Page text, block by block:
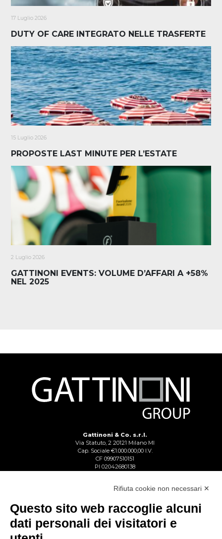
17 Luglio 2026
DUTY OF CARE INTEGRATO NELLE TRASFERTE
15 Luglio 2026
PROPOSTE LAST MINUTE PER L’ESTATE
2 Luglio 2026
GATTINONI EVENTS: VOLUME D’AFFARI A +58%
NEL 2025
Gattinoni & Co. s.r.l.
Via Statuto, 2 20121 Milano MI
Cap. Sociale €1.000.000,00 I.V.
CF 09907510151
PI 02042680138
Rifiuta cookie non necessari ✕
Questo sito web raccoglie alcuni
dati personali dei visitatori e